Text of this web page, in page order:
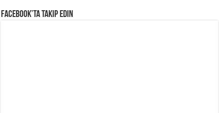
Facebook’ta Takip Edin